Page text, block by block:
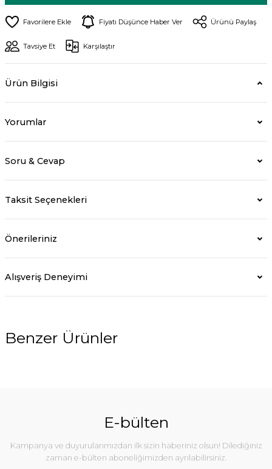
Fiyatı Düşünce Haber Ver Ürünü Paylaş
Tavsiye Et Karşılaştır
Ürün Bilgisi
Yorumlar
Soru & Cevap
Taksit Seçenekleri
Önerileriniz
Alışveriş Deneyimi
Benzer Ürünler
E-bülten
Kampanya ve duyurularımızdan ilk sizin haberiniz olsun! Dilediğiniz
zaman e-bülten aboneliğimizden ayrılabilirsiniz.